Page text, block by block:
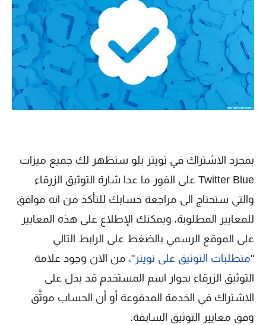
بمجرد الاشتراك في تويتر بلو ستظهر لك جميع ميزات
Twitter Blue على الفور ما عدا شارة التوثيق الزرقاء
والتي ستحتاج الى مراجعة حسابك للتأكد من انه موافق
للمعايير المطلوبة، ويمكنك الإطلاع على هذه المعايير
على الموقع الرسمي بالضغط على الرابط التالي
"متطلبات التوثيق على تويتر "، من الان وجود علامة
التوثيق الزرقاء بجوار اسم المستخدم قد يدل على
الاشتراك في الخدمة المدفوعة أو أن الحساب موثَّق
وفق معايير التوثيق السابقة.